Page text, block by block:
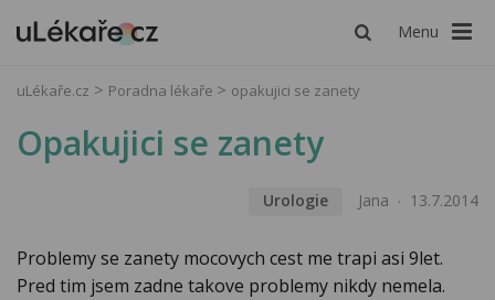
Menu
uLékaře.cz Poradna lékaře opakujici se zanety
Opakujici se zanety
Urologie Jana 13.7.2014
Problemy se zanety mocovych cest me trapi asi 9let.
Pred tim jsem zadne takove problemy nikdy nemela.